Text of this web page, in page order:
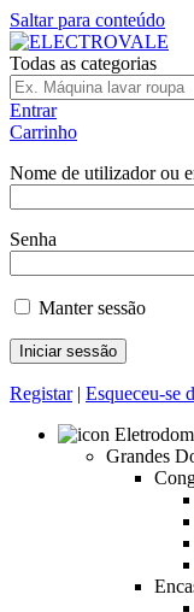
Saltar para conteúdo
Todas as categorias
Entrar
Carrinho
Nome de utilizador ou
Senha
Manter sessão
Registar| Esqueceu-se
Grandes